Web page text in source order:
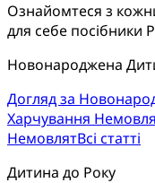
Ознайомтеся з
для себе посібники
Новонароджена
Догляд за
Харчування
НемовлятВсі статті
Дитина до Року